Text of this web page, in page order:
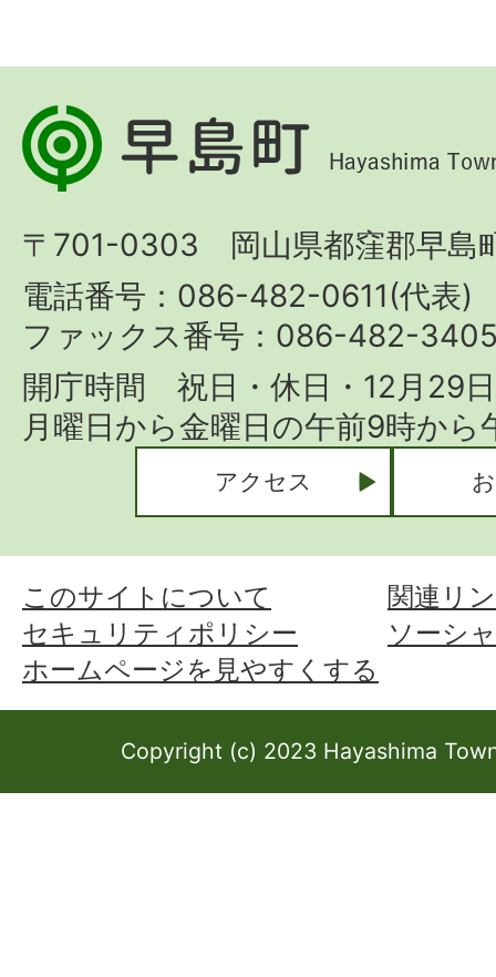
早
島
Hayashima
Town
〒701-0303 岡山県都窪郡早島
電話番号：086-482-0611(代表)
ファックス番号：086-482-
開庁時間 祝日・休日・12月29
月曜日から金曜日の午前9時か
アクセス
このサイトについて
関連リ
セキュリティポリシー
ソーシ
ホームページを見やすくする
Copyright (c) 2023 Hayashima